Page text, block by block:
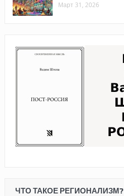
Март 31, 2026
ЧТО ТАКОЕ РЕГИОНАЛИЗМ?